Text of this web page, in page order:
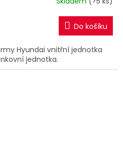
M
A
Do košíku
Hyundai vnitřní jednotka
jednotka.